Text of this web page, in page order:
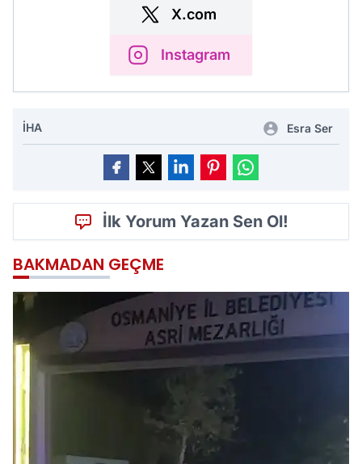
X.com
Instagram
İHA Esra Ser
İlk Yorum Yazan Sen Ol!
BAKMADAN GEÇME